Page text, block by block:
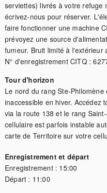
serviettes) livrés à votre
écrivez-nous pour réserver.
faire fonctionner une machine
prévoyez une source
fumeur. Bruit limité à l'extérieur
N° d'enregistrement CITQ :
Tour d'horizon
Le nord du rang Ste-
inaccessible en hiver. Accédez
via la route 138 et le rang
cellulaire est parfois instable
carte de Territoire sur votre
Enregistrement et départ
Enregistrement : 15:00
Départ : 11:00